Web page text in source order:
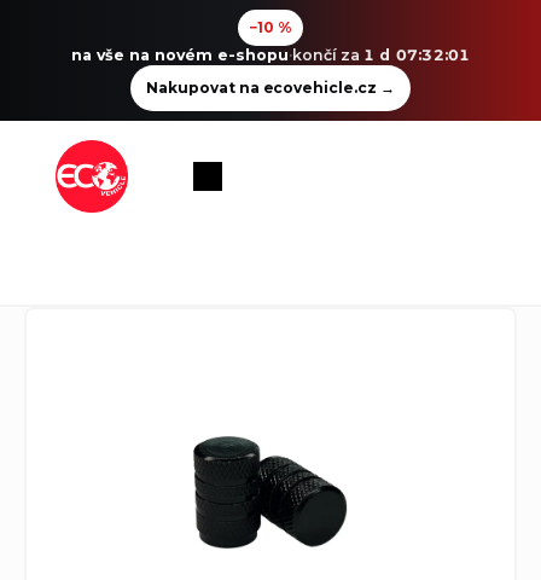
−10 %
na vše na novém e-shopu·končí za 1 d 07:32:01
Nakupovat na ecovehicle.cz →
Nákupní